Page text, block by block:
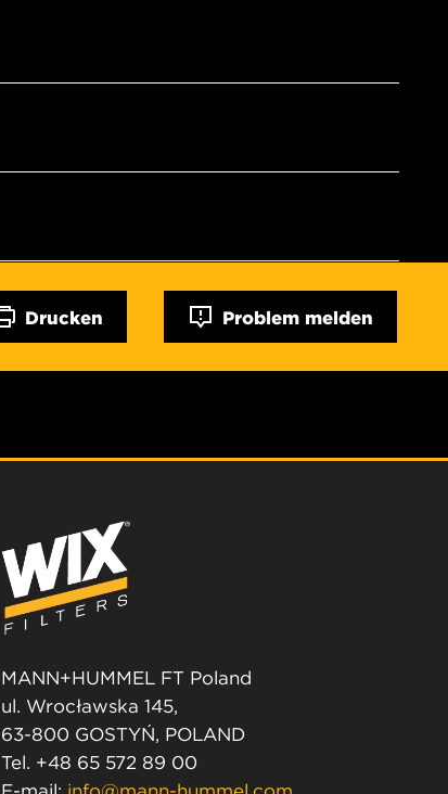
Drucken Problem melden
MANN+HUMMEL FT Poland
ul. Wrocławska 145,
63-800 GOSTYŃ, POLAND
Tel. +48 65 572 89 00